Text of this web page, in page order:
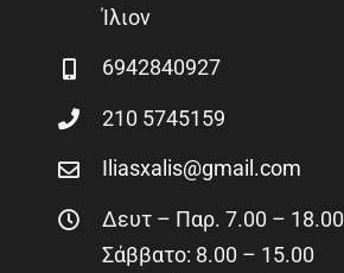
Ίλιον
6942840927
210 5745159
Iliasxalis@gmail.com
Δευτ – Παρ. 7.00 – 18.00
Σάββατο: 8.00 – 15.00